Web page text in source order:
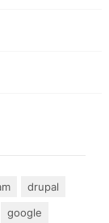
drupal
google